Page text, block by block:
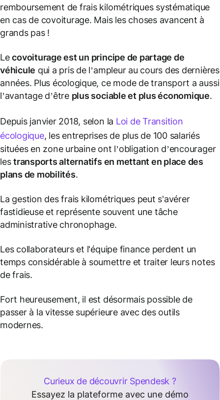
remboursement de frais kilométriques systématique
en cas de covoiturage. Mais les choses avancent à
grands pas !
Lecovoiturageest un principe de partage de
véhicule qui a pris de l’ampleur au cours des dernières
années. Plus écologique, ce mode de transport a aussi
l’avantage d’être plus sociable et plus économique.
Depuis janvier 2018, selon la Loi de Transition
écologique, les entreprises de plus de 100 salariés
situées en zone urbaine ont l’obligation d’encourager
lestransports alternatifs en mettant en place des
plans de mobilités.
La gestion des frais kilométriques peut s'avérer
fastidieuse et représente souvent une tâche
administrative chronophage.
Les collaborateurs et l'équipe finance perdent un
temps considérable à soumettre et traiter leurs notes
de frais.
Fort heureusement, il est désormais possible de
passer à la vitesse supérieure avec des outils
modernes.
Curieux de découvrir Spendesk ?
Essayez la plateforme avec une démo